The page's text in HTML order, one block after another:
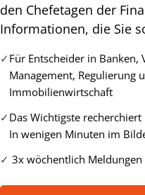
den Chefetagen der
Informationen, die Sie
Für Entscheider in Banken,
Management, Regulierung
Immobilienwirtschaft
Das Wichtigste
In wenigen Minuten im
3x wöchentlich Meldungen